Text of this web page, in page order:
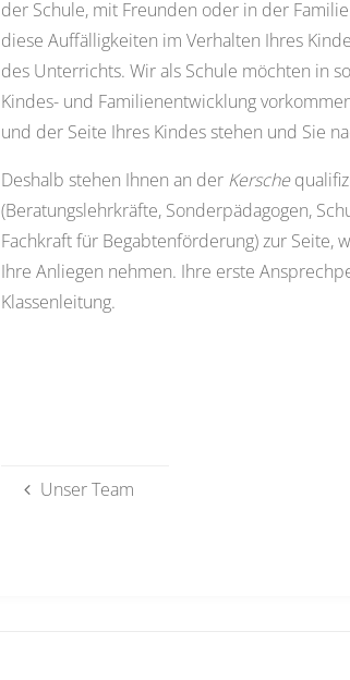
der Schule, mit Freunden oder in der
diese Auffälligkeiten im Verhalten Ihres
des Unterrichts. Wir als Schule möchten in
Kindes- und Familienentwicklung
und der Seite Ihres Kindes stehen und Sie
Deshalb stehen Ihnen an der Kersche
(Beratungslehrkräfte, Sonderpädagogen,
Fachkraft für Begabtenförderung) zur Seite,
Ihre Anliegen nehmen. Ihre erste
Klassenleitung.
Unser Team